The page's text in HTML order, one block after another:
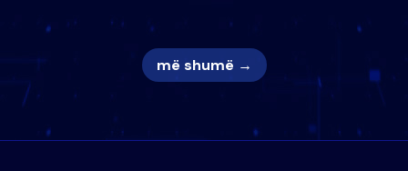
nuk i mban dot lotët: Nuk meritoj…
më shumë →